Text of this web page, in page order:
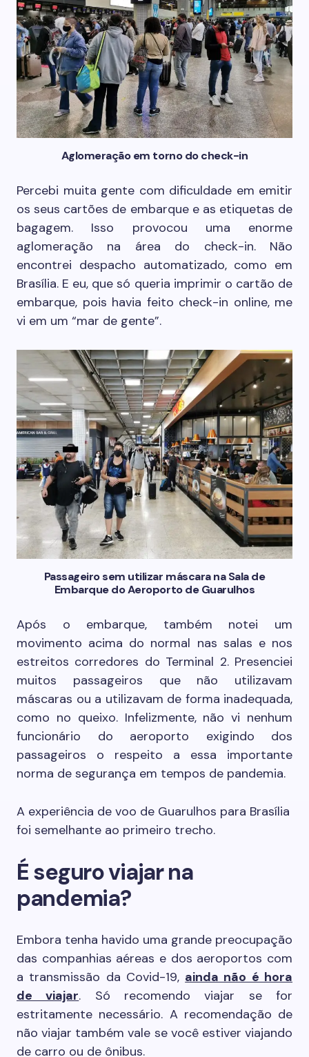
Aglomeração em torno do check-in
Percebi muita gente com dificuldade em emitir
os seus cartões de embarque e as etiquetas de
bagagem. Isso provocou uma enorme
aglomeração na área do check-in. Não
encontrei despacho automatizado, como em
Brasília. E eu, que só queria imprimir o cartão de
embarque, pois havia feito check-in online, me
vi em um “mar de gente”.
Passageiro sem utilizar máscara na Sala de
Embarque do Aeroporto de Guarulhos
Após o embarque, também notei um
movimento acima do normal nas salas e nos
estreitos corredores do Terminal 2. Presenciei
muitos passageiros que não utilizavam
máscaras ou a utilizavam de forma inadequada,
como no queixo. Infelizmente, não vi nenhum
funcionário do aeroporto exigindo dos
passageiros o respeito a essa importante
norma de segurança em tempos de pandemia.
A experiência de voo de Guarulhos para Brasília
foi semelhante ao primeiro trecho.
É seguro viajar na
pandemia?
Embora tenha havido uma grande preocupação
das companhias aéreas e dos aeroportos com
a transmissão da Covid-19, ainda não é hora
de viajar. Só recomendo viajar se for
estritamente necessário. A recomendação de
não viajar também vale se você estiver viajando
de carro ou de ônibus.